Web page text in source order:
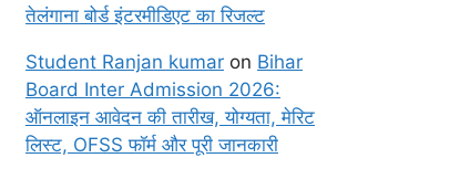
तेलंगाना बोर्ड इंटरमीडिएट का रिजल्ट
Student Ranjan kumar on Bihar
Board Inter Admission 2026:
ऑनलाइन आवेदन की तारीख, योग्यता, मेरिट
लिस्ट, OFSS फॉर्म और पूरी जानकारी